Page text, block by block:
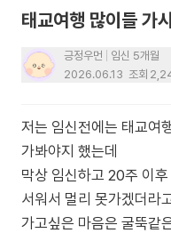
태교여행 많이들 가
긍정우먼
임신 5개월
2026.06.13 조회
저는 임신전에는 태교여
가봐야지 했는데
막상 임신하고 20주 이
서워서 멀리 못가겠더라
가고싶은 마음은 굴뚝같